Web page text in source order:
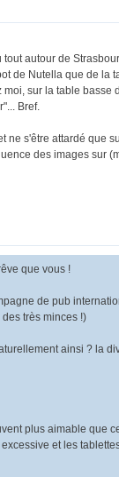
autour de
de Nutella que de la
sur la table basse
Bref.
s'être attardé que
des images sur
que vous !
de pub
très minces !)
ainsi ? la
plus aimable que
et les